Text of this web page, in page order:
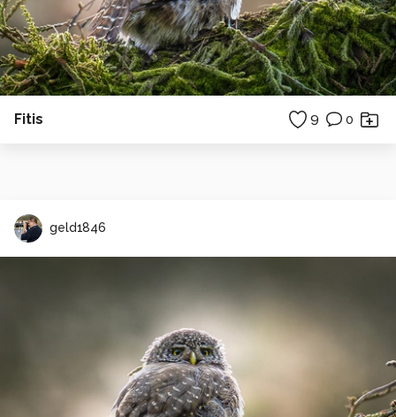
Fitis 9 0
geld1846